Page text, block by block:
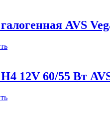
AVS
12V 60/55 Вт